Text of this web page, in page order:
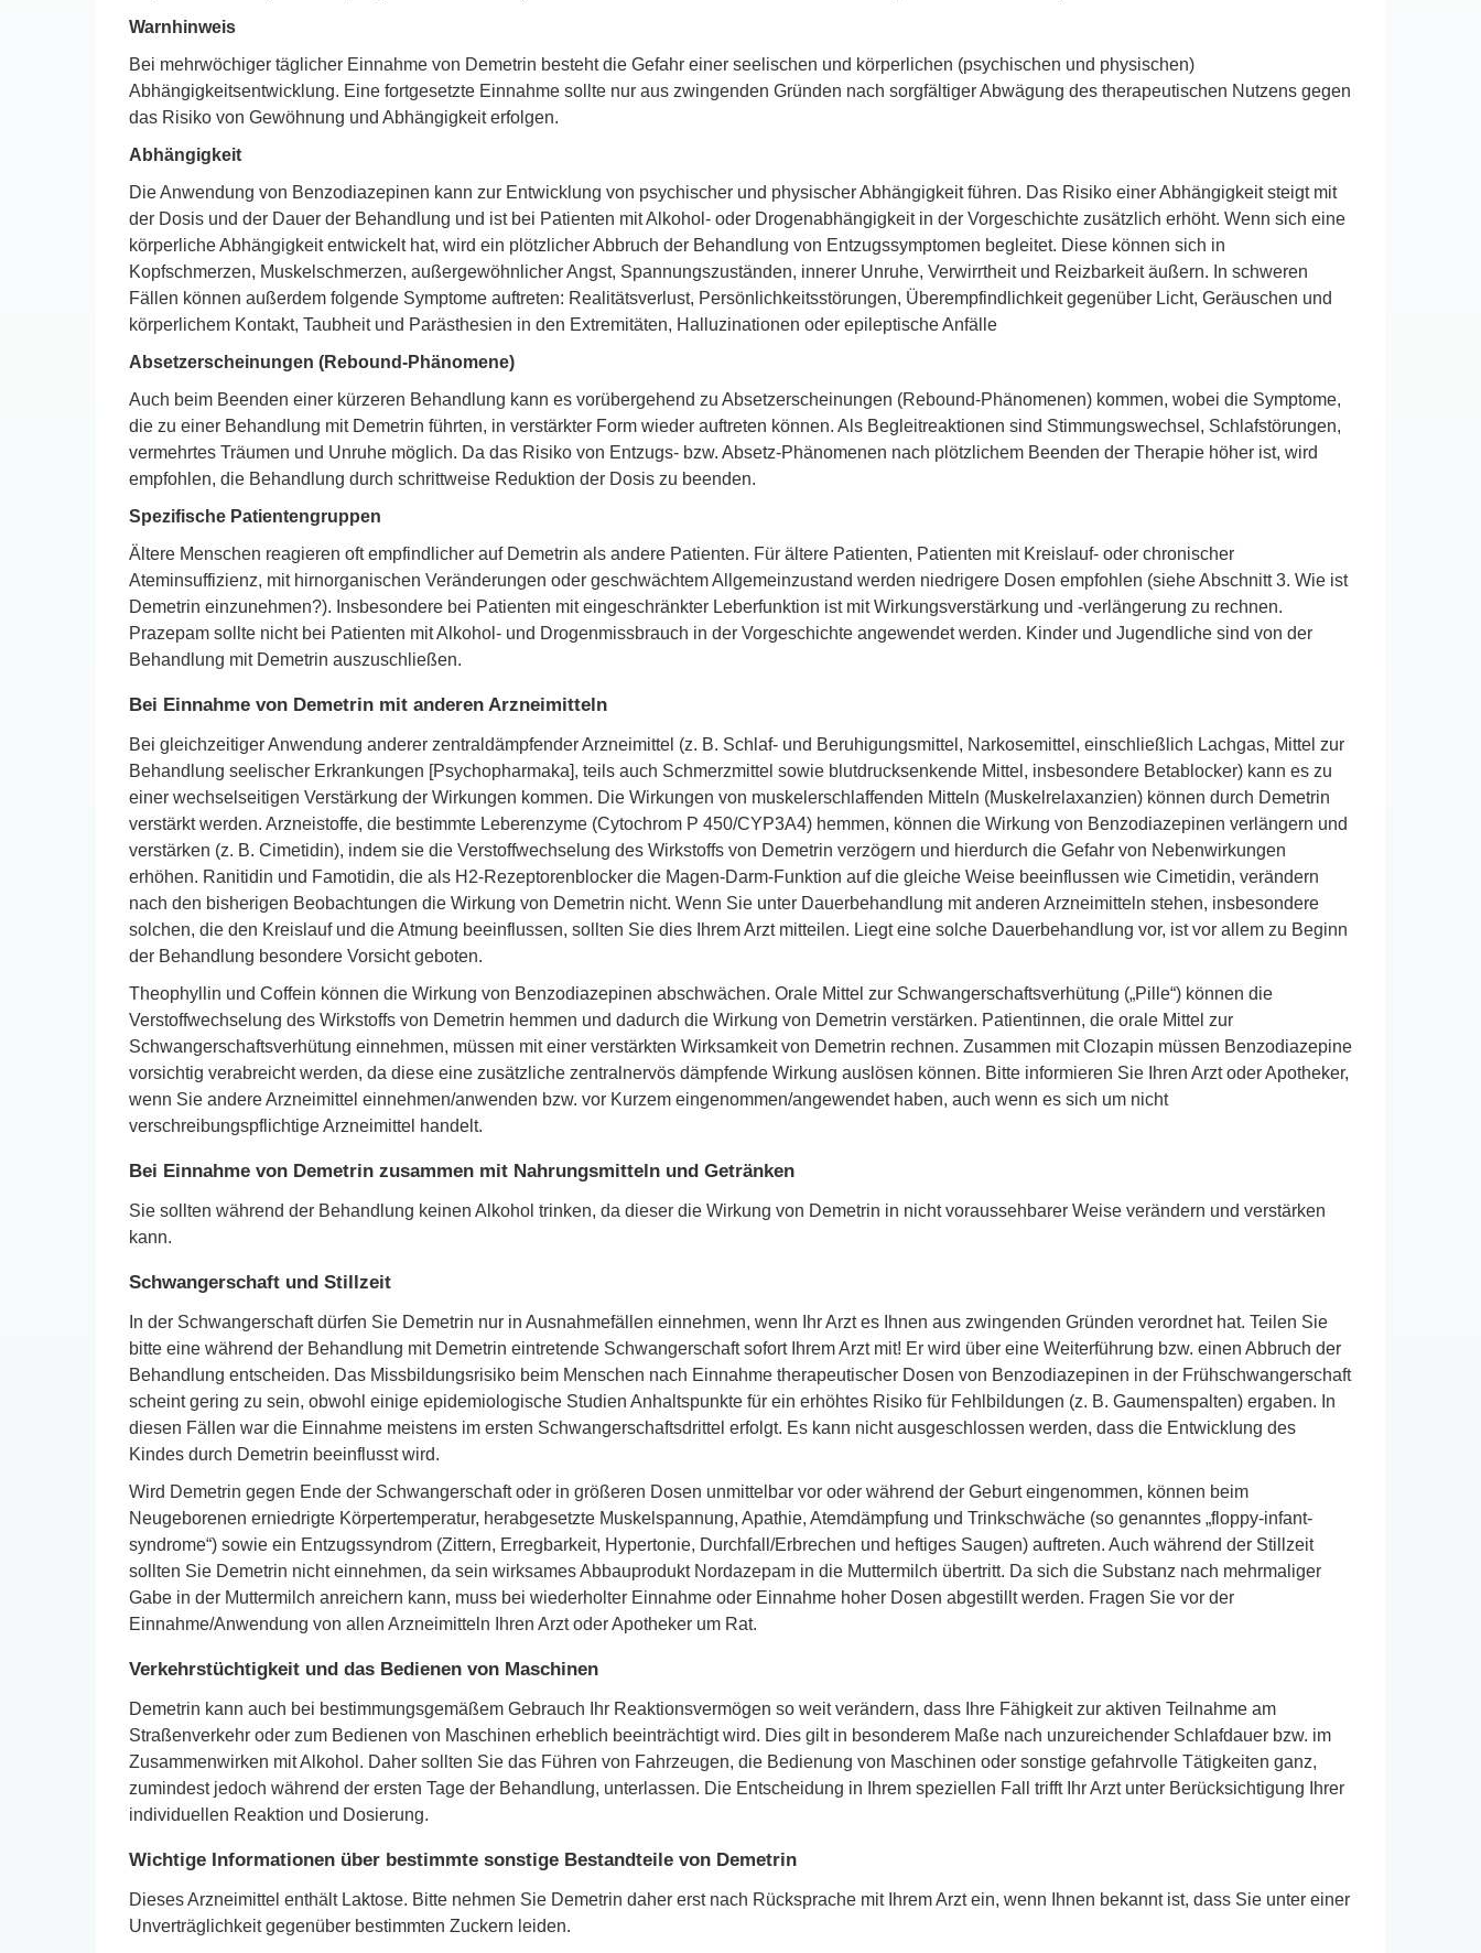
Warnhinweis
Bei mehrwöchiger täglicher Einnahme von Demetrin besteht die Gefahr einer seelischen und körperlichen (psychischen und physischen)
Abhängigkeitsentwicklung. Eine fortgesetzte Einnahme sollte nur aus zwingenden Gründen nach sorgfältiger Abwägung des therapeutischen Nutzens gegen
das Risiko von Gewöhnung und Abhängigkeit erfolgen.
Abhängigkeit
Die Anwendung von Benzodiazepinen kann zur Entwicklung von psychischer und physischer Abhängigkeit führen. Das Risiko einer Abhängigkeit steigt mit
der Dosis und der Dauer der Behandlung und ist bei Patienten mit Alkohol- oder Drogenabhängigkeit in der Vorgeschichte zusätzlich erhöht. Wenn sich eine
körperliche Abhängigkeit entwickelt hat, wird ein plötzlicher Abbruch der Behandlung von Entzugssymptomen begleitet. Diese können sich in
Kopfschmerzen, Muskelschmerzen, außergewöhnlicher Angst, Spannungszuständen, innerer Unruhe, Verwirrtheit und Reizbarkeit äußern. In schweren
Fällen können außerdem folgende Symptome auftreten: Realitätsverlust, Persönlichkeitsstörungen, Überempfindlichkeit gegenüber Licht, Geräuschen und
körperlichem Kontakt, Taubheit und Parästhesien in den Extremitäten, Halluzinationen oder epileptische Anfälle
Absetzerscheinungen (Rebound-Phänomene)
Auch beim Beenden einer kürzeren Behandlung kann es vorübergehend zu Absetzerscheinungen (Rebound-Phänomenen) kommen, wobei die Symptome,
die zu einer Behandlung mit Demetrin führten, in verstärkter Form wieder auftreten können. Als Begleitreaktionen sind Stimmungswechsel, Schlafstörungen,
vermehrtes Träumen und Unruhe möglich. Da das Risiko von Entzugs- bzw. Absetz-Phänomenen nach plötzlichem Beenden der Therapie höher ist, wird
empfohlen, die Behandlung durch schrittweise Reduktion der Dosis zu beenden.
Spezifische Patientengruppen
Ältere Menschen reagieren oft empfindlicher auf Demetrin als andere Patienten. Für ältere Patienten, Patienten mit Kreislauf- oder chronischer
Ateminsuffizienz, mit hirnorganischen Veränderungen oder geschwächtem Allgemeinzustand werden niedrigere Dosen empfohlen (siehe Abschnitt 3. Wie ist
Demetrin einzunehmen?). Insbesondere bei Patienten mit eingeschränkter Leberfunktion ist mit Wirkungsverstärkung und -verlängerung zu rechnen.
Prazepam sollte nicht bei Patienten mit Alkohol- und Drogenmissbrauch in der Vorgeschichte angewendet werden. Kinder und Jugendliche sind von der
Behandlung mit Demetrin auszuschließen.
Bei Einnahme von Demetrin mit anderen Arzneimitteln
Bei gleichzeitiger Anwendung anderer zentraldämpfender Arzneimittel (z. B. Schlaf- und Beruhigungsmittel, Narkosemittel, einschließlich Lachgas, Mittel zur
Behandlung seelischer Erkrankungen [Psychopharmaka], teils auch Schmerzmittel sowie blutdrucksenkende Mittel, insbesondere Betablocker) kann es zu
einer wechselseitigen Verstärkung der Wirkungen kommen. Die Wirkungen von muskelerschlaffenden Mitteln (Muskelrelaxanzien) können durch Demetrin
verstärkt werden. Arzneistoffe, die bestimmte Leberenzyme (Cytochrom P 450/CYP3A4) hemmen, können die Wirkung von Benzodiazepinen verlängern und
verstärken (z. B. Cimetidin), indem sie die Verstoffwechselung des Wirkstoffs von Demetrin verzögern und hierdurch die Gefahr von Nebenwirkungen
erhöhen. Ranitidin und Famotidin, die als H2-Rezeptorenblocker die Magen-Darm-Funktion auf die gleiche Weise beeinflussen wie Cimetidin, verändern
nach den bisherigen Beobachtungen die Wirkung von Demetrin nicht. Wenn Sie unter Dauerbehandlung mit anderen Arzneimitteln stehen, insbesondere
solchen, die den Kreislauf und die Atmung beeinflussen, sollten Sie dies Ihrem Arzt mitteilen. Liegt eine solche Dauerbehandlung vor, ist vor allem zu Beginn
der Behandlung besondere Vorsicht geboten.
Theophyllin und Coffein können die Wirkung von Benzodiazepinen abschwächen. Orale Mittel zur Schwangerschaftsverhütung („Pille“) können die
Verstoffwechselung des Wirkstoffs von Demetrin hemmen und dadurch die Wirkung von Demetrin verstärken. Patientinnen, die orale Mittel zur
Schwangerschaftsverhütung einnehmen, müssen mit einer verstärkten Wirksamkeit von Demetrin rechnen. Zusammen mit Clozapin müssen Benzodiazepine
vorsichtig verabreicht werden, da diese eine zusätzliche zentralnervös dämpfende Wirkung auslösen können. Bitte informieren Sie Ihren Arzt oder Apotheker,
wenn Sie andere Arzneimittel einnehmen/anwenden bzw. vor Kurzem eingenommen/angewendet haben, auch wenn es sich um nicht
verschreibungspflichtige Arzneimittel handelt.
Bei Einnahme von Demetrin zusammen mit Nahrungsmitteln und Getränken
Sie sollten während der Behandlung keinen Alkohol trinken, da dieser die Wirkung von Demetrin in nicht voraussehbarer Weise verändern und verstärken
kann.
Schwangerschaft und Stillzeit
In der Schwangerschaft dürfen Sie Demetrin nur in Ausnahmefällen einnehmen, wenn Ihr Arzt es Ihnen aus zwingenden Gründen verordnet hat. Teilen Sie
bitte eine während der Behandlung mit Demetrin eintretende Schwangerschaft sofort Ihrem Arzt mit! Er wird über eine Weiterführung bzw. einen Abbruch der
Behandlung entscheiden. Das Missbildungsrisiko beim Menschen nach Einnahme therapeutischer Dosen von Benzodiazepinen in der Frühschwangerschaft
scheint gering zu sein, obwohl einige epidemiologische Studien Anhaltspunkte für ein erhöhtes Risiko für Fehlbildungen (z. B. Gaumenspalten) ergaben. In
diesen Fällen war die Einnahme meistens im ersten Schwangerschaftsdrittel erfolgt. Es kann nicht ausgeschlossen werden, dass die Entwicklung des
Kindes durch Demetrin beeinflusst wird.
Wird Demetrin gegen Ende der Schwangerschaft oder in größeren Dosen unmittelbar vor oder während der Geburt eingenommen, können beim
Neugeborenen erniedrigte Körpertemperatur, herabgesetzte Muskelspannung, Apathie, Atemdämpfung und Trinkschwäche (so genanntes „floppy-infant-
syndrome“) sowie ein Entzugssyndrom (Zittern, Erregbarkeit, Hypertonie, Durchfall/Erbrechen und heftiges Saugen) auftreten. Auch während der Stillzeit
sollten Sie Demetrin nicht einnehmen, da sein wirksames Abbauprodukt Nordazepam in die Muttermilch übertritt. Da sich die Substanz nach mehrmaliger
Gabe in der Muttermilch anreichern kann, muss bei wiederholter Einnahme oder Einnahme hoher Dosen abgestillt werden. Fragen Sie vor der
Einnahme/Anwendung von allen Arzneimitteln Ihren Arzt oder Apotheker um Rat.
Verkehrstüchtigkeit und das Bedienen von Maschinen
Demetrin kann auch bei bestimmungsgemäßem Gebrauch Ihr Reaktionsvermögen so weit verändern, dass Ihre Fähigkeit zur aktiven Teilnahme am
Straßenverkehr oder zum Bedienen von Maschinen erheblich beeinträchtigt wird. Dies gilt in besonderem Maße nach unzureichender Schlafdauer bzw. im
Zusammenwirken mit Alkohol. Daher sollten Sie das Führen von Fahrzeugen, die Bedienung von Maschinen oder sonstige gefahrvolle Tätigkeiten ganz,
zumindest jedoch während der ersten Tage der Behandlung, unterlassen. Die Entscheidung in Ihrem speziellen Fall trifft Ihr Arzt unter Berücksichtigung Ihrer
individuellen Reaktion und Dosierung.
Wichtige Informationen über bestimmte sonstige Bestandteile von Demetrin
Dieses Arzneimittel enthält Laktose. Bitte nehmen Sie Demetrin daher erst nach Rücksprache mit Ihrem Arzt ein, wenn Ihnen bekannt ist, dass Sie unter einer
Unverträglichkeit gegenüber bestimmten Zuckern leiden.